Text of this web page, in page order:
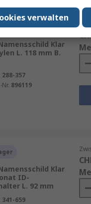
Klar
L. 118 mm B.
288-357
896119
Klar
ID-
L. 92 mm
341-659
verwalten